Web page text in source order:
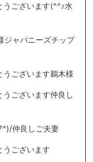
うございます(^^♪水
ャパニーズチップ
うございます鵜木様
うございます仲良し
仲良しご夫妻
うございます